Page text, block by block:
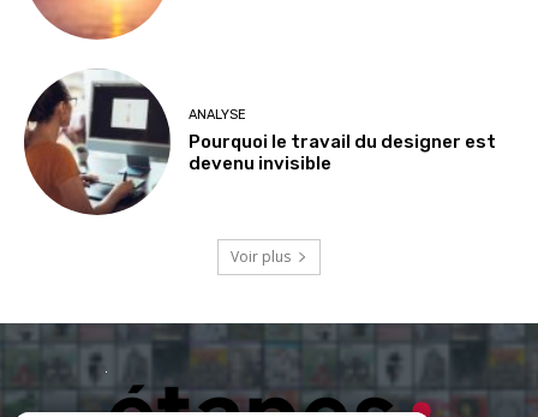
ANALYSE
Pourquoi le travail du designer est
devenu invisible
Voir plus